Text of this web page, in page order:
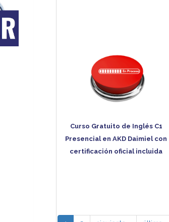
Curso Gratuito de Inglés C1
Presencial en AKD Daimiel con
certificación oficial incluida